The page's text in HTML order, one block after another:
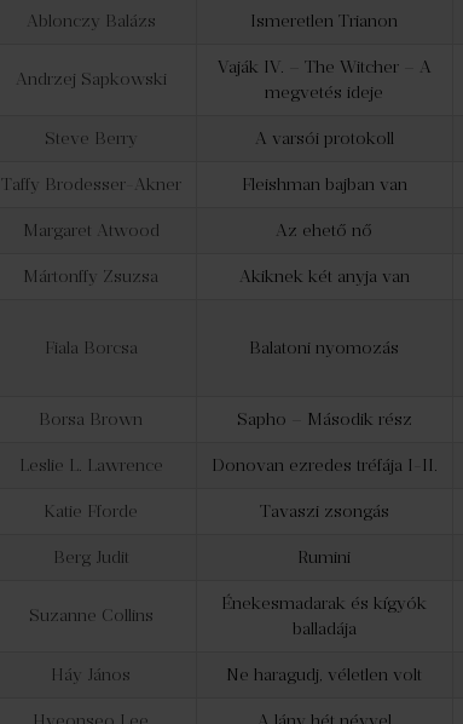
Ablonczy Balázs Ismeretlen Trianon
Andrzej Sapkowski
Vaják IV. – The Witcher – A
megvetés ideje
Steve Berry A varsói protokoll
Taffy Brodesser-Akner Fleishman bajban van
Margaret Atwood Az ehető nő
Mártonffy Zsuzsa Akiknek két anyja van
Fiala Borcsa Balatoni nyomozás
Borsa Brown Sapho – Második rész
Leslie L. Lawrence Donovan ezredes tréfája I-II.
Katie Fforde Tavaszi zsongás
Berg Judit Rumini
Suzanne Collins
Énekesmadarak és kígyók
balladája
Háy János Ne haragudj, véletlen volt